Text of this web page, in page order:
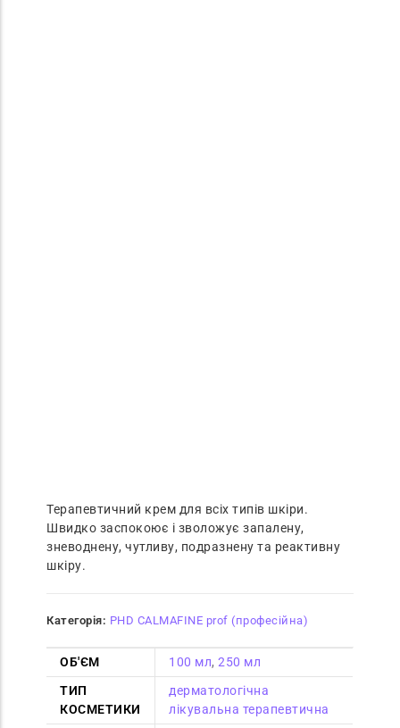
Терапевтичний крем для всіх типів шкіри.
Швидко заспокоює і зволожує запалену,
зневоднену, чутливу, подразнену та реактивну
шкіру.
Категорія: PHD CALMAFINE prof (професійна)
ОБ'ЄМ 100 мл,250 мл
ТИП
КОСМЕТИКИ
дерматологічна
лікувальна терапевтична